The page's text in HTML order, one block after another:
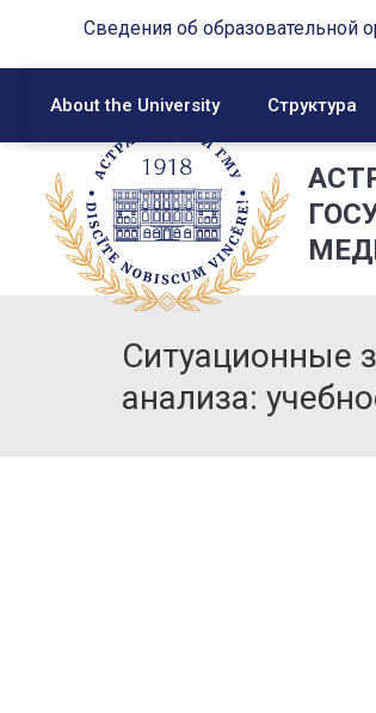
Сведения об образовательной
About the University Структура
Ситуационные
анализа: